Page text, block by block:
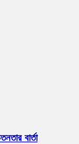
বার্তা